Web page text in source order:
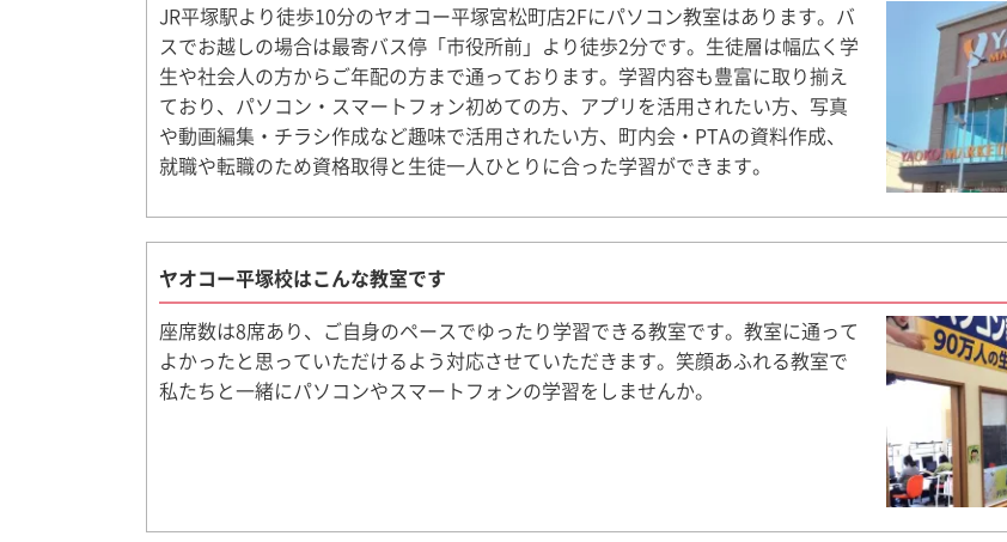
JR平塚駅より徒歩10分のヤオコー平塚宮松町店2Fにパソコン教室はあります。バ
スでお越しの場合は最寄バス停「市役所前」より徒歩2分です。生徒層は幅広く学
生や社会人の方からご年配の方まで通っております。学習内容も豊富に取り揃え
ており、パソコン・スマートフォン初めての方、アプリを活用されたい方、写真
や動画編集・チラシ作成など趣味で活用されたい方、町内会・PTAの資料作成、
就職や転職のため資格取得と生徒一人ひとりに合った学習ができます。
ヤオコー平塚校はこんな教室です
座席数は8席あり、ご自身のペースでゆったり学習できる教室です。教室に通って
よかったと思っていただけるよう対応させていただきます。笑顔あふれる教室で
私たちと一緒にパソコンやスマートフォンの学習をしませんか。